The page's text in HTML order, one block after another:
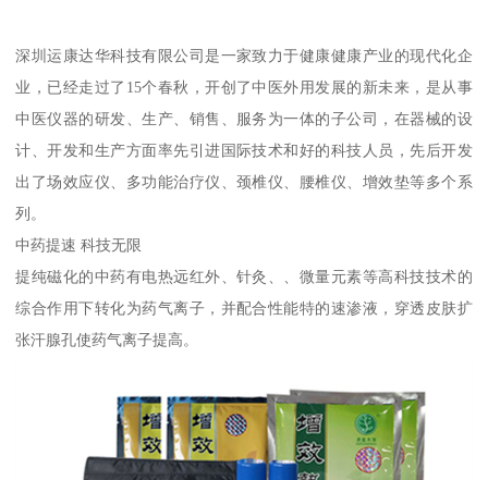
深圳运康达华科技有限公司是一家致力于健康健康产业的现代化企
业，已经走过了15个春秋，开创了中医外用发展的新未来，是从事
中医仪器的研发、生产、销售、服务为一体的子公司，在器械的设
计、开发和生产方面率先引进国际技术和好的科技人员，先后开发
出了场效应仪、多功能治疗仪、颈椎仪、腰椎仪、增效垫等多个系
列。
中药提速 科技无限
提纯磁化的中药有电热远红外、针灸、、微量元素等高科技技术的
综合作用下转化为药气离子，并配合性能特的速渗液，穿透皮肤扩
张汗腺孔使药气离子提高。